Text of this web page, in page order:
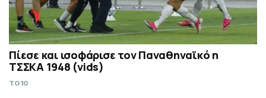
Πίεσε και ισοφάρισε τον Παναθηναϊκό η
ΤΣΣΚΑ 1948 (vids)
TO10